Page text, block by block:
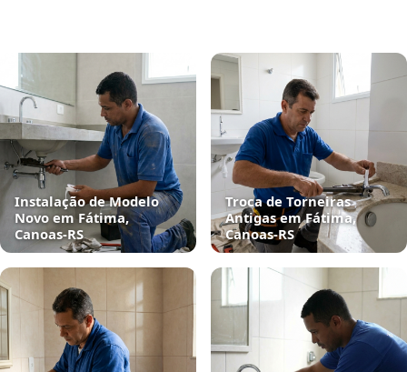
Instalação de Modelo
Novo em Fátima,
Canoas‑RS
Troca de Torneiras
Antigas em Fátima,
Canoas‑RS